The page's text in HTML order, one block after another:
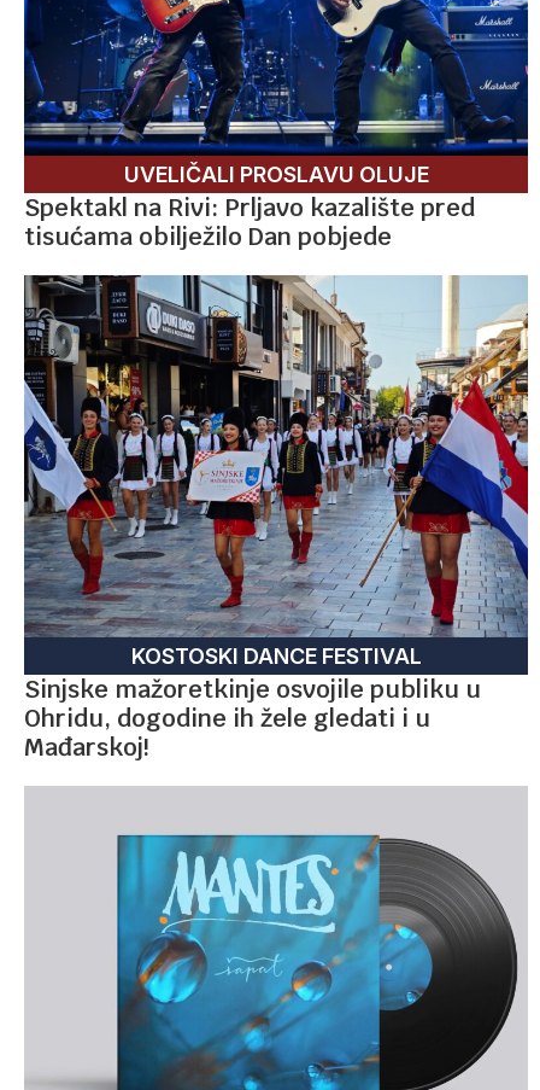
UVELIČALI PROSLAVU OLUJE
Spektakl na Rivi: Prljavo kazalište pred
tisućama obilježilo Dan pobjede
KOSTOSKI DANCE FESTIVAL
Sinjske mažoretkinje osvojile publiku u
Ohridu, dogodine ih žele gledati i u
Mađarskoj!